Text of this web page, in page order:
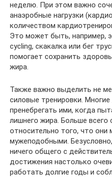
неделю. При этом важно
анаэробные нагрузки
количеством
Это может быть, например,
cycling, скакалка или бег
помогает сохранить
жира.
Также важно выделить не
силовые тренировки.
пренебрегать ими, когда
лишнего жира. Больше всего
относительно того, что они
мужеподобными.
ничего общего с
достижения настолько
работать долгие годы и